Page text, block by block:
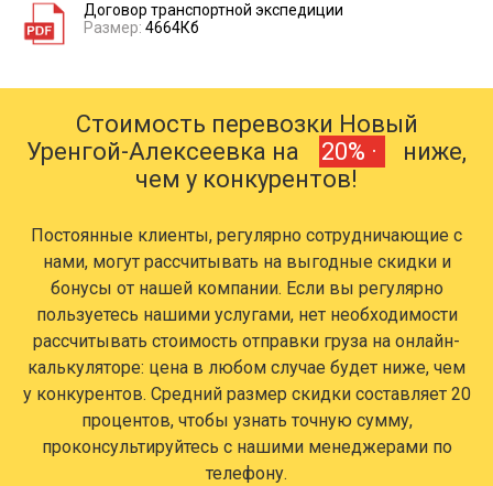
Договор транспортной экспедиции
Размер: 4664Кб
Стоимость перевозки Новый
Уренгой-Алексеевка на
20% ·
ниже,
чем у конкурентов!
Постоянные клиенты, регулярно сотрудничающие с
нами, могут рассчитывать на выгодные скидки и
бонусы от нашей компании. Если вы регулярно
пользуетесь нашими услугами, нет необходимости
рассчитывать стоимость отправки груза на онлайн-
калькуляторе: цена в любом случае будет ниже, чем
у конкурентов. Средний размер скидки составляет 20
процентов, чтобы узнать точную сумму,
проконсультируйтесь с нашими менеджерами по
телефону.